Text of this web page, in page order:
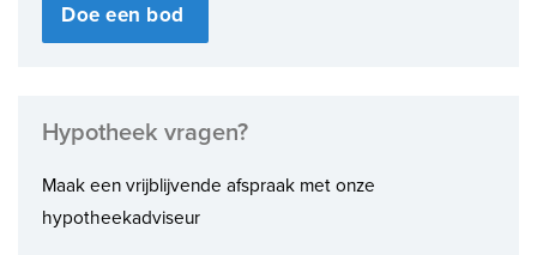
Doe een bod
Hypotheek vragen?
Maak een vrijblijvende afspraak met onze
hypotheekadviseur